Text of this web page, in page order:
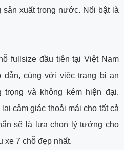
sản xuất trong nước. Nổi bật là
fullsize đầu tiên tại Việt Nam
dẫn, cùng với việc trang bị an
trọng và không kém hiện đại.
cảm giác thoải mái cho tất cả
sẽ là lựa chọn lý tưởng cho
xe 7 chỗ đẹp nhất.